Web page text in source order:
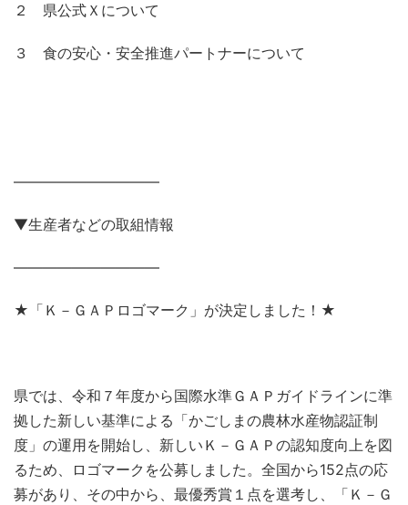
２ 県公式Ｘについて
３ 食の安心・安全推進パートナーについて
——————————
▼生産者などの取組情報
——————————
★「Ｋ－ＧＡＰロゴマーク」が決定しました！★
県では、令和７年度から国際水準ＧＡＰガイドラインに準
拠した新しい基準による「かごしまの農林水産物認証制
度」の運用を開始し、新しいＫ－ＧＡＰの認知度向上を図
るため、ロゴマークを公募しました。全国から152点の応
募があり、その中から、最優秀賞１点を選考し、「Ｋ－Ｇ